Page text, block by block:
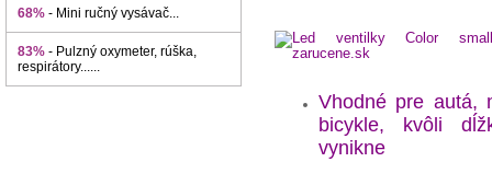
68% - Mini ručný vysávač...
83% - Pulzný oxymeter, rúška,
respirátory......
Vhodné pre autá,
bicykle, kvôli
vynikne